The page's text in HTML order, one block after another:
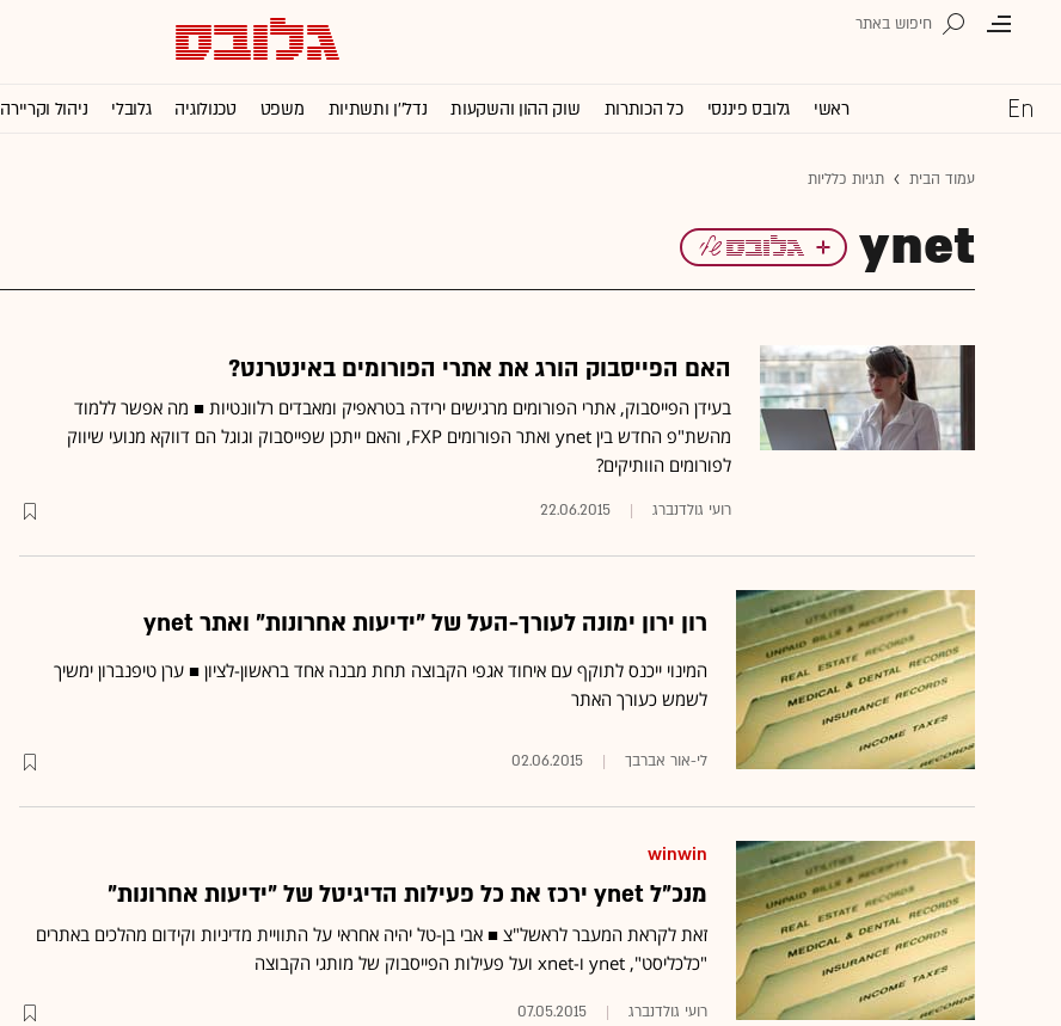
ראשי גלובס פיננסי כל הכותרות שוק ההון והשקעות נדל''ן ותשתיות משפט טכנולוגיה גלובלי ניהול וקריירה
עמוד הבית תגיות כלליות
ynet
האם הפייסבוק הורג את אתרי הפורומים באינטרנט?
בעידן הפייסבוק, אתרי הפורומים מרגישים ירידה בטראפיק ומאבדים רלוונטיות ■ מה אפשר ללמוד
מהשת"פ החדש בין ynet ואתר הפורומים FXP, והאם ייתכן שפייסבוק וגוגל הם דווקא מנועי שיווק
לפורומים הוותיקים?
רועי גולדנברג 22.06.2015
רון ירון ימונה לעורך-העל של "ידיעות אחרונות" ואתר ynet
המינוי ייכנס לתוקף עם איחוד אגפי הקבוצה תחת מבנה אחד בראשון-לציון ■ ערן טיפנברון ימשיך
לשמש כעורך האתר
לי-אור אברבך 02.06.2015
winwin
מנכ"ל ynet ירכז את כל פעילות הדיגיטל של "ידיעות אחרונות"
זאת לקראת המעבר לראשל"צ ■ אבי בן-טל יהיה אחראי על התוויית מדיניות וקידום מהלכים באתרים
"כלכליסט", ynet ו-xnet ועל פעילות הפייסבוק של מותגי הקבוצה
רועי גולדנברג 07.05.2015